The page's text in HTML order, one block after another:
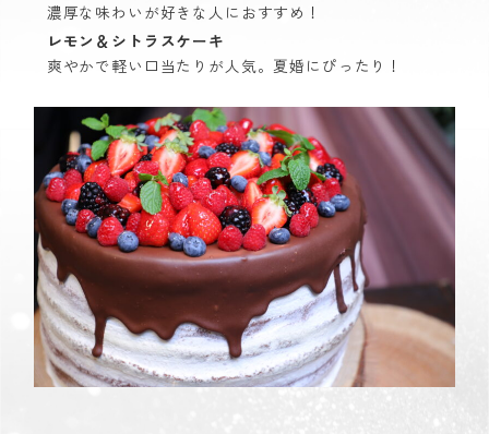
濃厚な味わいが好きな人におすすめ！
レモン＆シトラスケーキ
爽やかで軽い口当たりが人気。夏婚にぴったり！